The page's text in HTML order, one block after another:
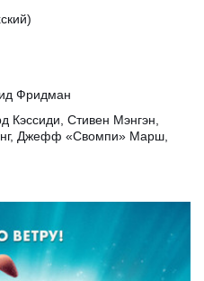
Фридман
Кэссиди, Стивен Мэнгэн,
Джефф «Свомпи» Марш,